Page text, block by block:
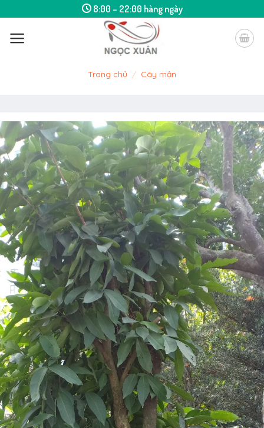
to
content
8:00 – 22:00 hàng ngày
Trang chủ / Cây mận